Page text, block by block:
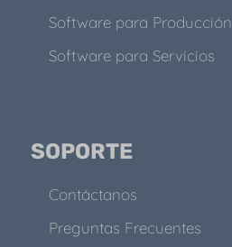
Software para Producción
Software para Servicios
SOPORTE
Contáctanos
Preguntas Frecuentes